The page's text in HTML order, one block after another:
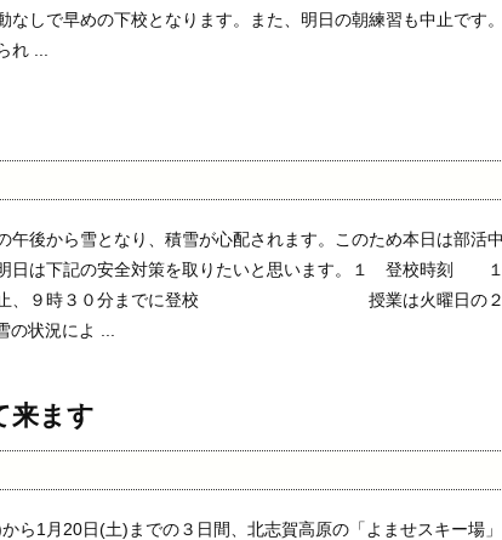
なしで早めの下校となります。また、明日の朝練習も中止です
れ ...
後から雪となり、積雪が心配されます。このため本日は部活
日は下記の安全対策を取りたいと思います。１ 登校時刻
中止、９時３０分までに登校 授業は火曜日の２
状況によ ...
来ます
ら1月20日(土)までの３日間、北志賀高原の「よませスキー場